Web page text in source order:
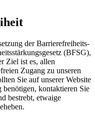
der Barrierefreiheits­
(BFSG),
Ziel ist es, allen
Zugang zu unseren
Sie auf unserer Website
benötigen, kontaktieren Sie
bestrebt, etwaige